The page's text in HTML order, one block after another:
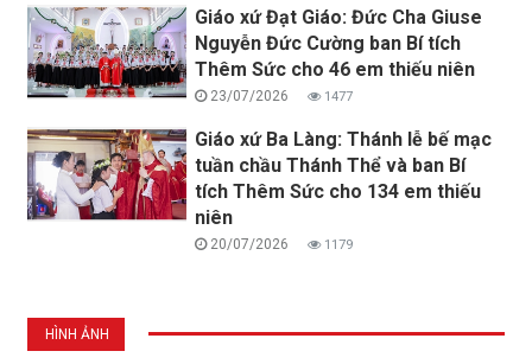
Giáo xứ Đạt Giáo: Đức Cha Giuse
Nguyễn Đức Cường ban Bí tích
Thêm Sức cho 46 em thiếu niên
23/07/2026 1477
Giáo xứ Ba Làng: Thánh lễ bế mạc
tuần chầu Thánh Thể và ban Bí
tích Thêm Sức cho 134 em thiếu
niên
20/07/2026 1179
HÌNH ẢNH